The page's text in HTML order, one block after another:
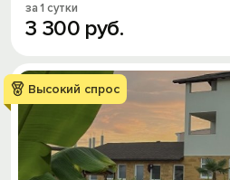
за 1 сутки
3 300 руб.
Высокий спрос